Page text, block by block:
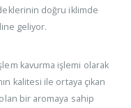
doğru iklimde
geliyor.
kavurma işlemi olarak
kalitesi ile ortaya çıkan
bir aromaya sahip